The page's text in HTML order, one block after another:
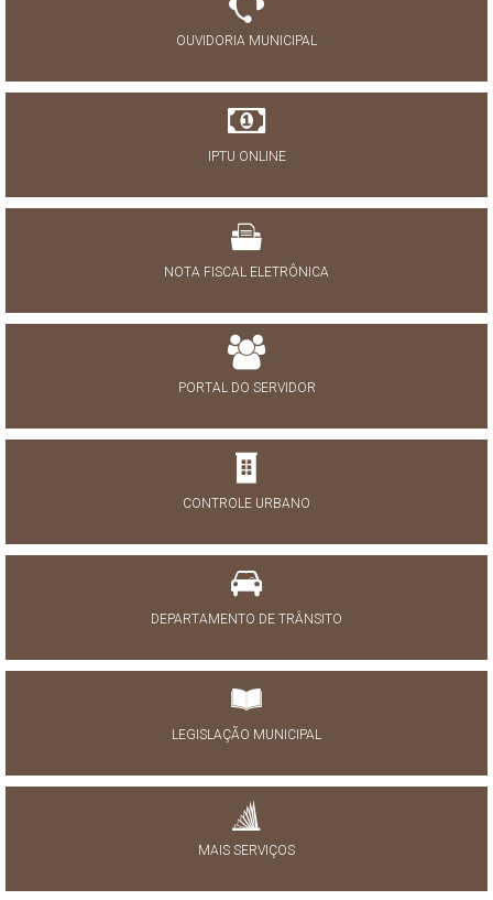
OUVIDORIA MUNICIPAL
IPTU ONLINE
NOTA FISCAL ELETRÔNICA
PORTAL DO SERVIDOR
CONTROLE URBANO
DEPARTAMENTO DE TRÂNSITO
LEGISLAÇÃO MUNICIPAL
MAIS SERVIÇOS